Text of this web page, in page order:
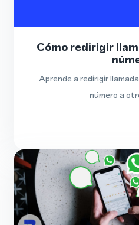
Cómo redirigir
Aprende a redirigir
número a